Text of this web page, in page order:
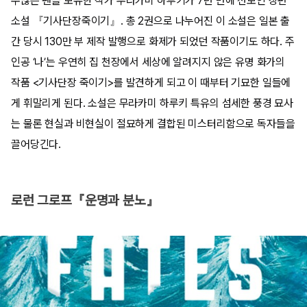
소설 『기사단장죽이기』. 총 2권으로 나누어진 이 소설은 일본 출
간 당시 130만 부 제작 발행으로 화제가 되었던 작품이기도 하다. 주
인공 ‘나’는 우연히 집 천장에서 세상에 알려지지 않은 유명 화가의
작품 <기사단장 죽이기>를 발견하게 되고 이 때부터 기묘한 일들에
게 휘말리게 된다. 소설은 무라카미 하루키 특유의 섬세한 풍경 묘사
는 물론 현실과 비현실이 절묘하게 결합된 미스터리함으로 독자들을
끌어당긴다.
로런 그로프『운명과 분노』